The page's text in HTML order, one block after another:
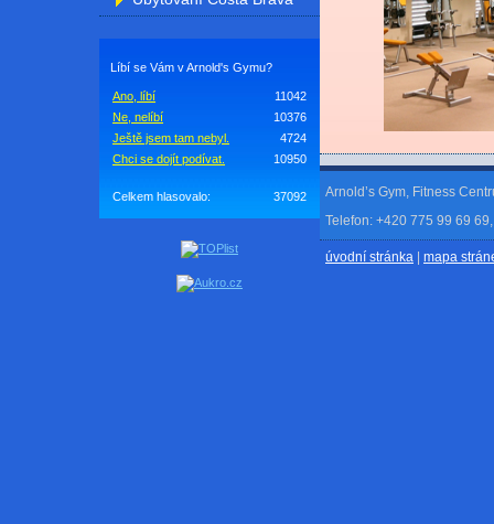
Líbí se Vám v Arnold's Gymu?
Ano, líbí
11042
Ne, nelíbí
10376
Ještě jsem tam nebyl.
4724
Chci se dojít podívat.
10950
Celkem hlasovalo: 37092
Arnold’s Gym, Fitness
Telefon: +420 775 99 69
úvodní stránka mapa